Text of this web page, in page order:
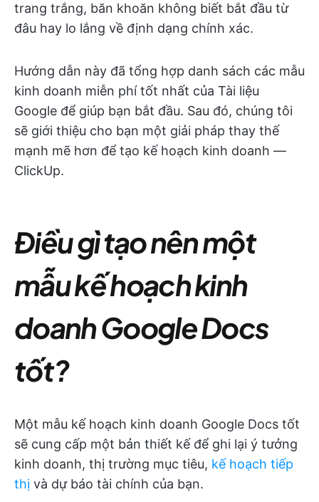
trang trắng, băn khoăn không biết bắt đầu từ
đâu hay lo lắng về định dạng chính xác.
Hướng dẫn này đã tổng hợp danh sách các mẫu
kinh doanh miễn phí tốt nhất của Tài liệu
Google để giúp bạn bắt đầu. Sau đó, chúng tôi
sẽ giới thiệu cho bạn một giải pháp thay thế
mạnh mẽ hơn để tạo kế hoạch kinh doanh —
ClickUp.
Điều gì tạo nên một
mẫu kế hoạch kinh
doanh Google Docs
tốt?
Một mẫu kế hoạch kinh doanh Google Docs tốt
sẽ cung cấp một bản thiết kế để ghi lại ý tưởng
kinh doanh, thị trường mục tiêu, kế hoạch tiếp
thị và dự báo tài chính của bạn.